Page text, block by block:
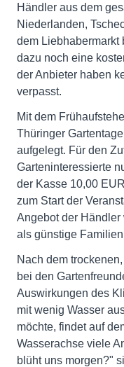
Händler aus dem
Niederlanden,
dem Liebhabermarkt
dazu noch eine
der Anbieter haben
verpasst.
Mit dem
Thüringer
aufgelegt. Für den
Garteninteressierte
der Kasse 10,00
zum Start der
Angebot der Händler
als günstige
Nach dem
bei den
Auswirkungen des
mit wenig Wasser
möchte, findet auf
Wasserachse viele
blüht uns morgen?"